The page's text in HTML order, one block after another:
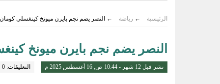
المركز الإعلامي بنادي الفتح ..
تحذير عاجل من «الغذاء والدواء»
الرئيسية ← رياضة ← النصر يضم نجم بايرن ميونخ كينغسلي كومان
النصر يضم نجم بايرن ميونخ
نشر قبل 12 شهر - 10:44 ص, 16 أغسطس 2025 م التعليقات: 0